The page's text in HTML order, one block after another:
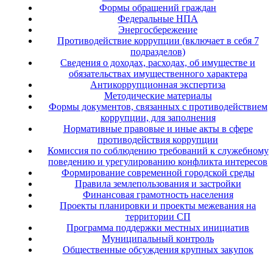
Формы обращений граждан
Федеральные НПА
Энергосбережение
Противодействие коррупции (включает в себя 7
подразделов)
Сведения о доходах, расходах, об имуществе и
обязательствах имущественного характера
Антикоррупционная экспертиза
Методические материалы
Формы документов, связанных с противодействием
коррупции, для заполнения
Нормативные правовые и иные акты в сфере
противодействия коррупции
Комиссия по соблюдению требований к служебному
поведению и урегулированию конфликта интересов
Формирование современной городской среды
Правила землепользования и застройки
Финансовая грамотность населения
Проекты планировки и проекты межевания на
территории СП
Программа поддержки местных инициатив
Муниципальный контроль
Общественные обсуждения крупных закупок